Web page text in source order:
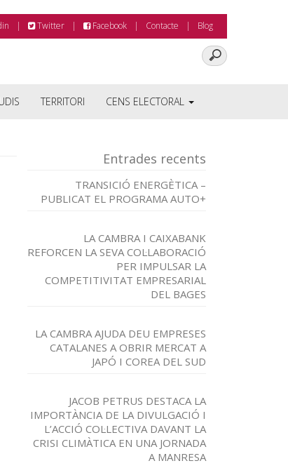
Twitter Facebook Contacte Blog
TERRITORI CENS ELECTORAL
Entrades recents
TRANSICIÓ ENERGÈTICA –
PUBLICAT EL PROGRAMA AUTO+
LA CAMBRA I CAIXABANK
REFORCEN LA SEVA COL·LABORACIÓ
PER IMPULSAR LA
COMPETITIVITAT EMPRESARIAL
DEL BAGES
LA CAMBRA AJUDA DEU EMPRESES
CATALANES A OBRIR MERCAT A
JAPÓ I COREA DEL SUD
JACOB PETRUS DESTACA LA
IMPORTÀNCIA DE LA DIVULGACIÓ I
L’ACCIÓ COL·LECTIVA DAVANT LA
CRISI CLIMÀTICA EN UNA JORNADA
A MANRESA